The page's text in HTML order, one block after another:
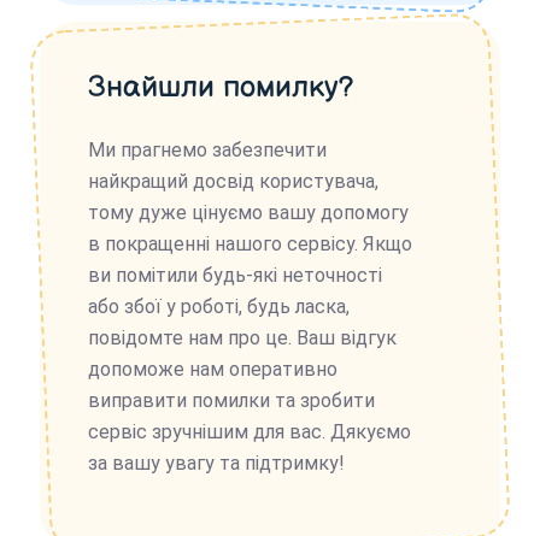
Знайшли помилку?
Ми прагнемо забезпечити
найкращий досвід користувача,
тому дуже цінуємо вашу допомогу
в покращенні нашого сервісу. Якщо
ви помітили будь-які неточності
або збої у роботі, будь ласка,
повідомте нам про це. Ваш відгук
допоможе нам оперативно
виправити помилки та зробити
сервіс зручнішим для вас. Дякуємо
за вашу увагу та підтримку!